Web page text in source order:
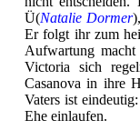
Ü(Natalie Dormer
Er folgt ihr zum
Aufwartung
Victoria sich
Casanova in ihre
Vaters ist
Ehe einlaufen.